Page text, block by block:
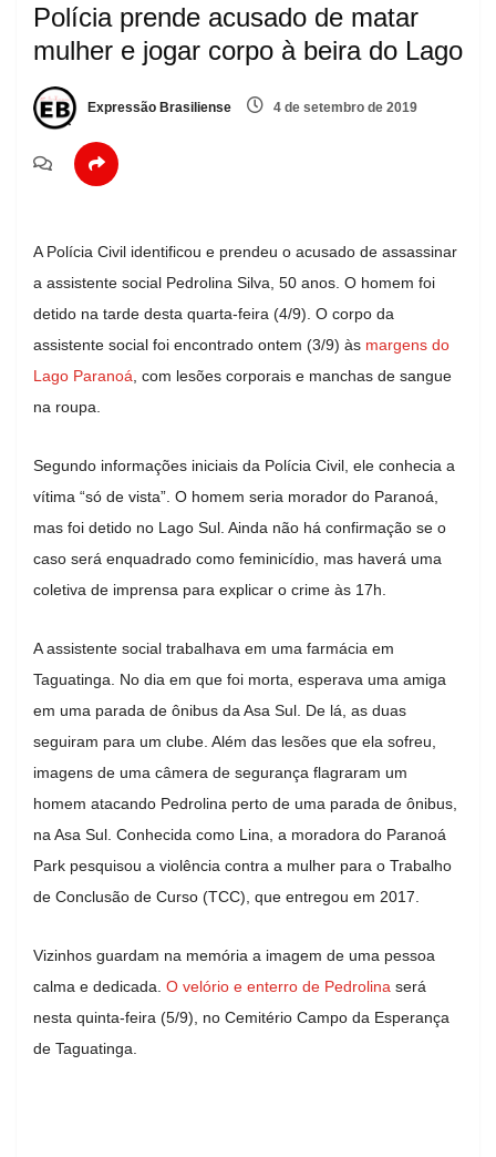
Polícia prende acusado de matar
mulher e jogar corpo à beira do Lago
Expressão Brasiliense 4 de setembro de 2019
A Polícia Civil identificou e prendeu o acusado de assassinar
a assistente social Pedrolina Silva, 50 anos. O homem foi
detido na tarde desta quarta-feira (4/9). O corpo da
assistente social foi encontrado ontem (3/9) às margens do
Lago Paranoá , com lesões corporais e manchas de sangue
na roupa.
Segundo informações iniciais da Polícia Civil, ele conhecia a
vítima “só de vista”. O homem seria morador do Paranoá,
mas foi detido no Lago Sul. Ainda não há confirmação se o
caso será enquadrado como feminicídio, mas haverá uma
coletiva de imprensa para explicar o crime às 17h.
A assistente social trabalhava em uma farmácia em
Taguatinga. No dia em que foi morta, esperava uma amiga
em uma parada de ônibus da Asa Sul. De lá, as duas
seguiram para um clube. Além das lesões que ela sofreu,
imagens de uma câmera de segurança flagraram um
homem atacando Pedrolina perto de uma parada de ônibus,
na Asa Sul. Conhecida como Lina, a moradora do Paranoá
Park pesquisou a violência contra a mulher para o Trabalho
de Conclusão de Curso (TCC), que entregou em 2017.
Vizinhos guardam na memória a imagem de uma pessoa
calma e dedicada. O velório e enterro de Pedrolina será
nesta quinta-feira (5/9), no Cemitério Campo da Esperança
de Taguatinga.